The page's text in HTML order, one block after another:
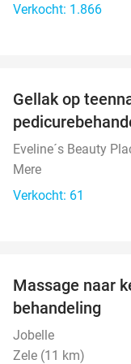
Verkocht: 1.866
Gellak op
Eveline´s Beauty
Mere
Verkocht: 61
Massage naar
behandeling
Jobelle
Zele (11 km)